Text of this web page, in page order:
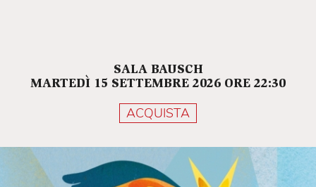
SALA BAUSCH
MARTEDÌ 15 SETTEMBRE 2026 ORE 22:30
ACQUISTA